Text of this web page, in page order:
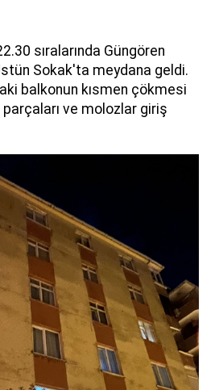
sıralarında Güngören
Sokak'ta meydana geldi.
balkonun kısmen çökmesi
ve molozlar giriş